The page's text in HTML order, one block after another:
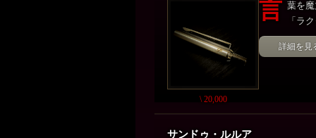
\ 20,000
言 葉を
「ラ
詳細を見
サンドゥ・ルルア